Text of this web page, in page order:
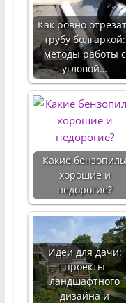
Как ровно
трубу болгаркой:
методы работы с
угловой…
Какие
хорошие и
недорогие?
Идеи для дачи:
проекты
ландшафтного
дизайна и